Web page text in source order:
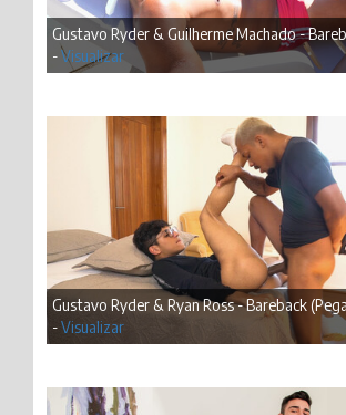
Gustavo Ryder & Guilherme Machado -
-Visualizar
Gustavo Ryder & Ryan Ross - Bareback
-Visualizar